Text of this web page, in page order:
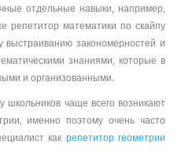
отдельные навыки, например,
репетитор математики по скайпу
выстраиванию закономерностей и
знаниями, которые в
и организованными.
школьников чаще всего возникают
именно поэтому очень часто
как репетитор геометрии